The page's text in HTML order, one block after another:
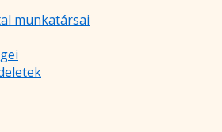
munkatársai